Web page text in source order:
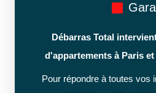
Débarras Total
d'appartements à Paris
Pour répondre à toutes vos